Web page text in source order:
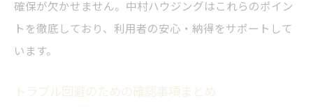
確保が欠かせません。中村ハウジングはこれらのポイン
トを徹底しており、利用者の安心・納得をサポートして
います。
トラブル回避のための確認事項まとめ